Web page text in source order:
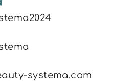
systema.com